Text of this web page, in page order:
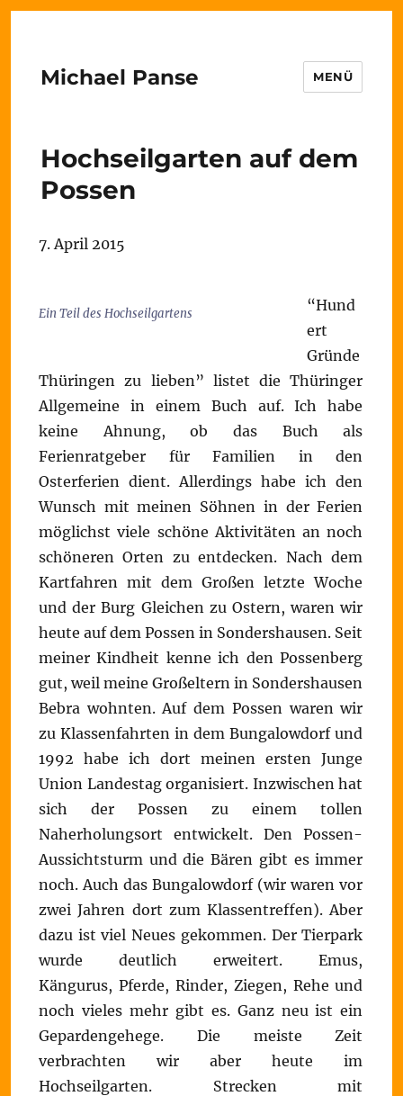
Michael Panse MENÜ
Hochseilgarten auf dem
Possen
7. April 2015
Ein Teil des Hochseilgartens
“Hund
ert
Gründe
Thüringen zu lieben” listet die Thüringer
Allgemeine in einem Buch auf. Ich habe
keine Ahnung, ob das Buch als
Ferienratgeber für Familien in den
Osterferien dient. Allerdings habe ich den
Wunsch mit meinen Söhnen in der Ferien
möglichst viele schöne Aktivitäten an noch
schöneren Orten zu entdecken. Nach dem
Kartfahren mit dem Großen letzte Woche
und der Burg Gleichen zu Ostern, waren wir
heute auf dem Possen in Sondershausen. Seit
meiner Kindheit kenne ich den Possenberg
gut, weil meine Großeltern in Sondershausen
Bebra wohnten. Auf dem Possen waren wir
zu Klassenfahrten in dem Bungalowdorf und
1992 habe ich dort meinen ersten Junge
Union Landestag organisiert. Inzwischen hat
sich der Possen zu einem tollen
Naherholungsort entwickelt. Den Possen-
Aussichtsturm und die Bären gibt es immer
noch. Auch das Bungalowdorf (wir waren vor
zwei Jahren dort zum Klassentreffen). Aber
dazu ist viel Neues gekommen. Der Tierpark
wurde deutlich erweitert. Emus,
Kängurus, Pferde, Rinder, Ziegen, Rehe und
noch vieles mehr gibt es. Ganz neu ist ein
Gepardengehege. Die meiste Zeit
verbrachten wir aber heute im
Hochseilgarten. Strecken mit